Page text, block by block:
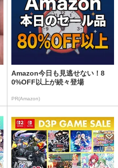
Amazon今日も見逃せない！8
0%OFF以上が続々登場
PR(Amazon)